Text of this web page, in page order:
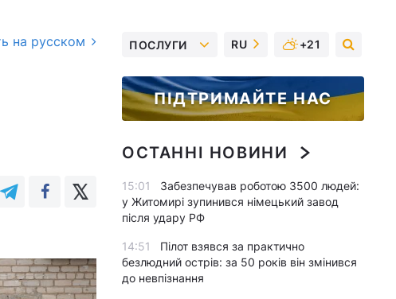
на русском ПОСЛУГИ RU +21
ПІДТРИМАЙТЕ НАС
ОСТАННІ НОВИНИ
15:01
Забезпечував роботою 3500 людей:
у Житомирі зупинився німецький завод
після удару РФ
14:51
Пілот взявся за практично
безлюдний острів: за 50 років він змінився
до невпізнання